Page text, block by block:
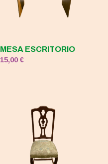
MESA ESCRITORIO
15,00€